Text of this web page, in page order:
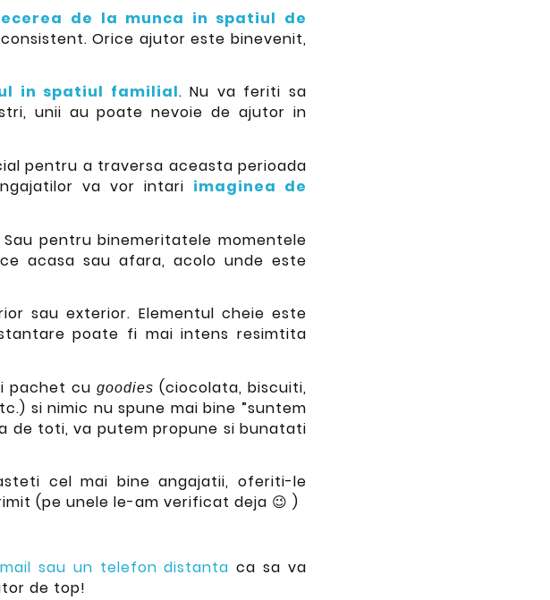
de la munca in spatiul de
Orice ajutor este binevenit,
in spatiul familial. Nu va feriti sa
unii au poate nevoie de ajutor in
pentru a traversa aceasta perioada
va vor intari imaginea de
pentru binemeritatele momentele
acasa sau afara, acolo unde este
sau exterior. Elementul cheie este
poate fi mai intens resimtita
pachet cugoodies(ciocolata, biscuiti,
si nimic nu spune mai bine ”suntem
de toti, va putem propune si bunatati
cel mai bine angajatii, oferiti-le
(pe unele le-am verificat deja 😉 )
sau un telefon distanta ca sa va
de top!